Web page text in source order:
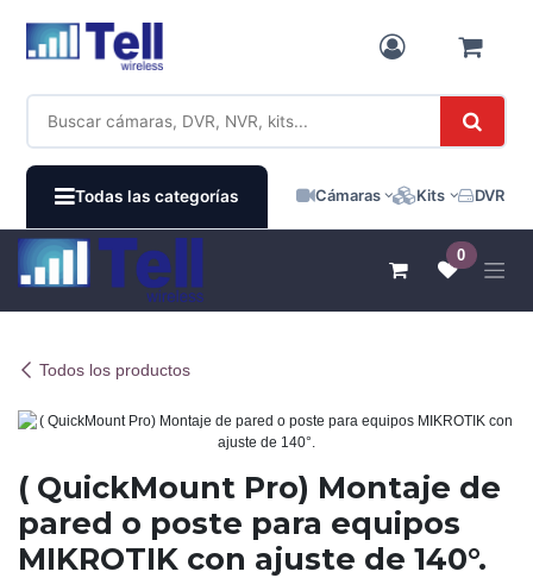
Todas las categorías Cámaras Kits DVR /
0
Todos los productos
( QuickMount Pro) Montaje de
pared o poste para equipos
MIKROTIK con ajuste de 140°.